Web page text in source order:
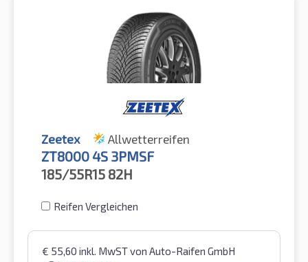
Zeetex Allwetterreifen
ZT8000 4S 3PMSF
185/55R15 82H
Reifen Vergleichen
€ 55,60 inkl. MwSTvon Auto-Raifen GmbH